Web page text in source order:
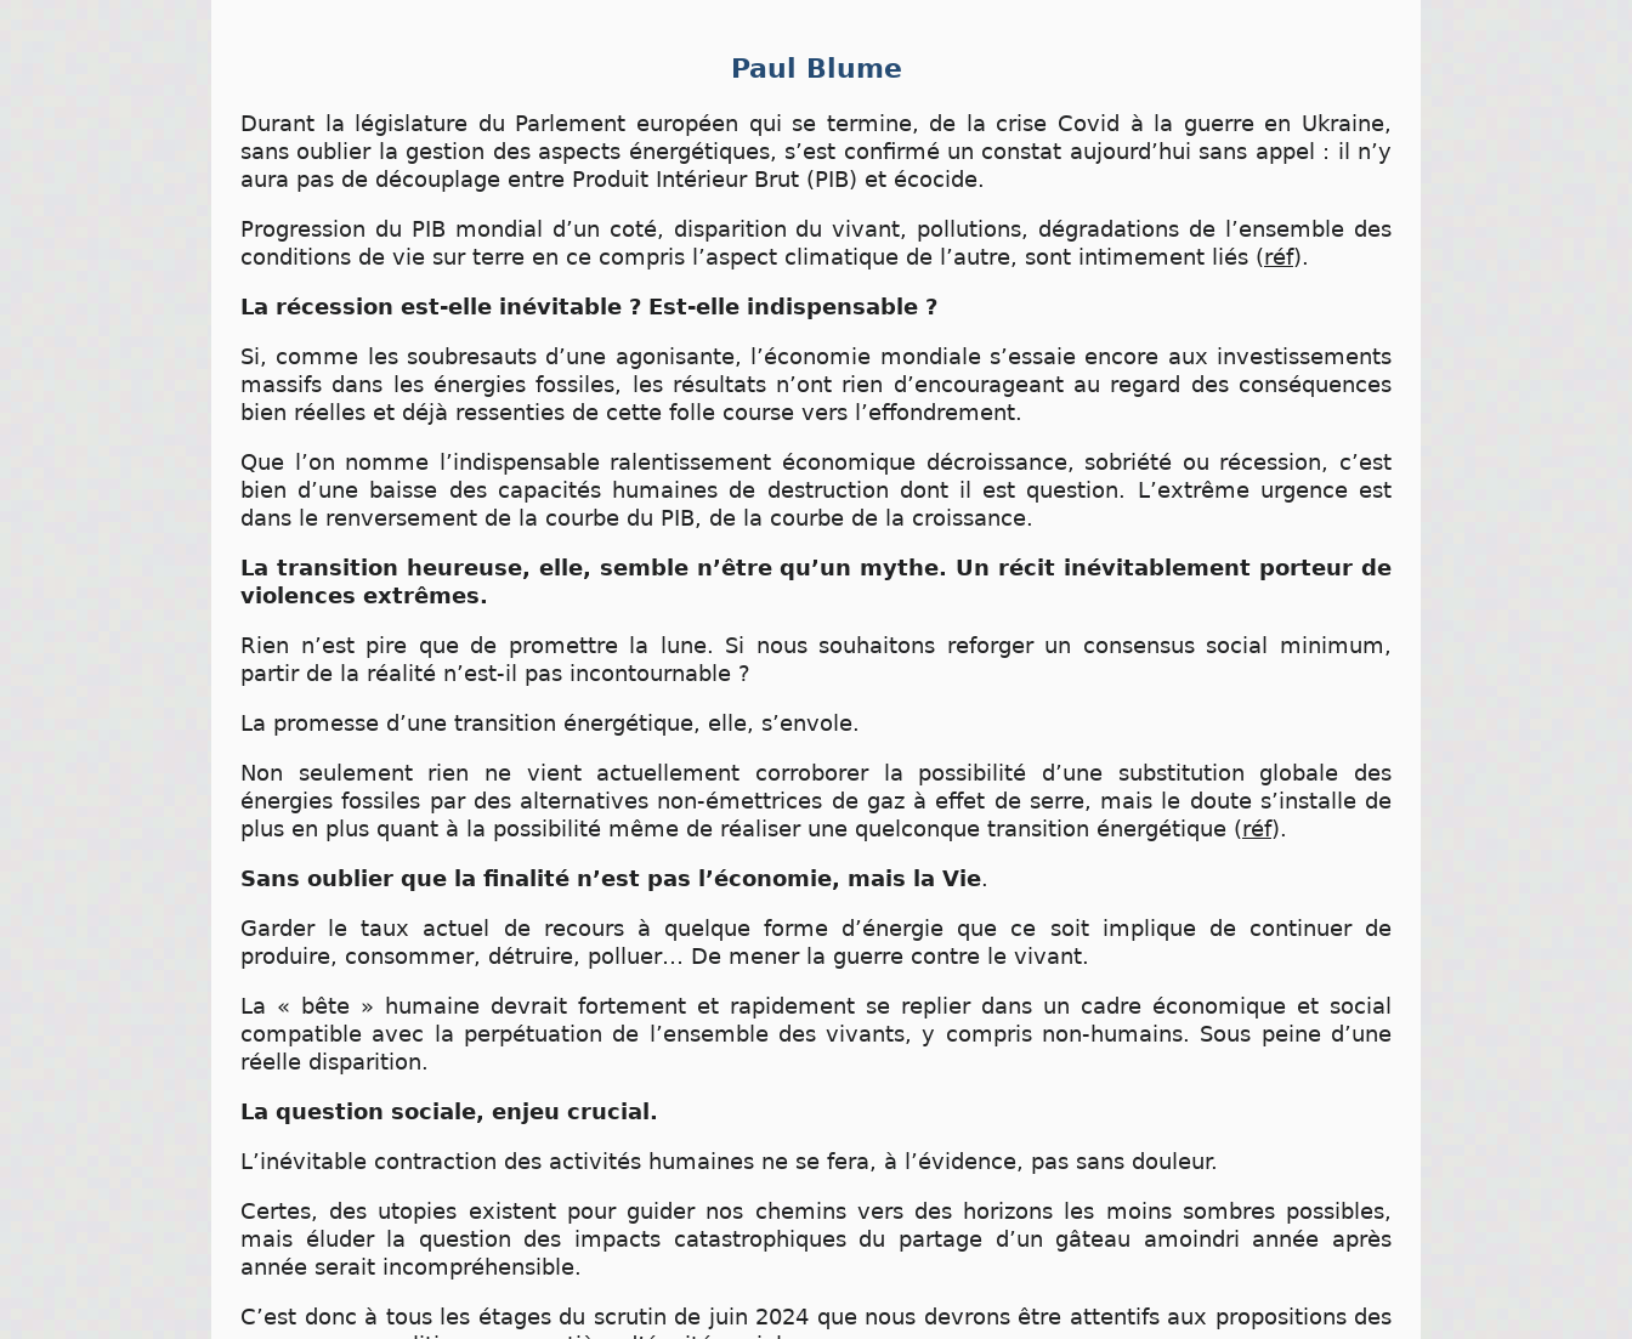
Paul Blume
Durant la législature du Parlement européen qui se termine, de la crise Covid à la guerre en Ukraine,
sans oublier la gestion des aspects énergétiques, s’est confirmé un constat aujourd’hui sans appel : il n’y
aura pas de découplage entre Produit Intérieur Brut (PIB) et écocide.
Progression du PIB mondial d’un coté, disparition du vivant, pollutions, dégradations de l’ensemble des
conditions de vie sur terre en ce compris l’aspect climatique de l’autre, sont intimement liés (réf).
La récession est-elle inévitable ? Est-elle indispensable ?
Si, comme les soubresauts d’une agonisante, l’économie mondiale s’essaie encore aux investissements
massifs dans les énergies fossiles, les résultats n’ont rien d’encourageant au regard des conséquences
bien réelles et déjà ressenties de cette folle course vers l’effondrement.
Que l’on nomme l’indispensable ralentissement économique décroissance, sobriété ou récession, c’est
bien d’une baisse des capacités humaines de destruction dont il est question. L’extrême urgence est
dans le renversement de la courbe du PIB, de la courbe de la croissance.
La transition heureuse, elle, semble n’être qu’un mythe. Un récit inévitablement porteur de
violences extrêmes.
Rien n’est pire que de promettre la lune. Si nous souhaitons reforger un consensus social minimum,
partir de la réalité n’est-il pas incontournable ?
La promesse d’une transition énergétique, elle, s’envole.
Non seulement rien ne vient actuellement corroborer la possibilité d’une substitution globale des
énergies fossiles par des alternatives non-émettrices de gaz à effet de serre, mais le doute s’installe de
plus en plus quant à la possibilité même de réaliser une quelconque transition énergétique (réf).
Sans oublier que la finalité n’est pas l’économie, mais la Vie.
Garder le taux actuel de recours à quelque forme d’énergie que ce soit implique de continuer de
produire, consommer, détruire, polluer… De mener la guerre contre le vivant.
La « bête » humaine devrait fortement et rapidement se replier dans un cadre économique et social
compatible avec la perpétuation de l’ensemble des vivants, y compris non-humains. Sous peine d’une
réelle disparition.
La question sociale, enjeu crucial.
L’inévitable contraction des activités humaines ne se fera, à l’évidence, pas sans douleur.
Certes, des utopies existent pour guider nos chemins vers des horizons les moins sombres possibles,
mais éluder la question des impacts catastrophiques du partage d’un gâteau amoindri année après
année serait incompréhensible.
C’est donc à tous les étages du scrutin de juin 2024 que nous devrons être attentifs aux propositions des